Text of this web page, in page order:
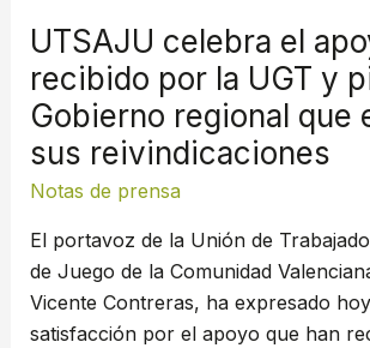
UTSAJU celebra el
recibido por la UGT y
Gobierno regional que
sus reivindicaciones
Notas de prensa
El portavoz de la Unión de
de Juego de la Comunidad
Vicente Contreras, ha expresado
satisfacción por el apoyo que han
pide
al
Gobierno
regional
escuche
sus
reivindicaciones